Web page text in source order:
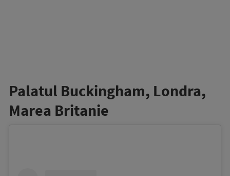
Palatul Buckingham, Londra,
Marea Britanie